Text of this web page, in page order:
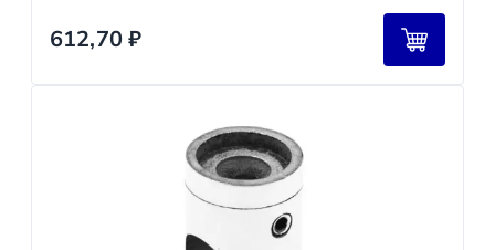
612,70₽